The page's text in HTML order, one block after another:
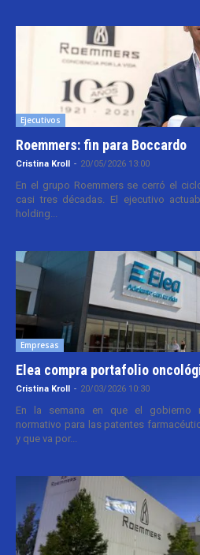
Ejecutivos
Roemmers: fin para Boccardo
Cristina Kroll - 20/05/2026 13:00
En el grupo Roemmers se cerró el
casi tres décadas. El ejecutivo
holding...
Empresas
Elea compra portafolio
Cristina Kroll - 20/03/2026 10:30
En la semana en que el gobierno
normativo para las patentes
y que va por...